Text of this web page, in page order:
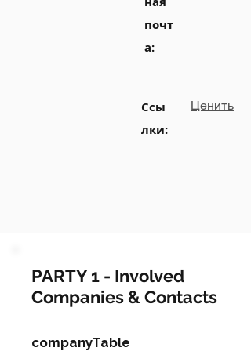
почт
а:
Ссы
лки:
Ценить
PARTY 1 - Involved
Companies & Contacts
companyTable